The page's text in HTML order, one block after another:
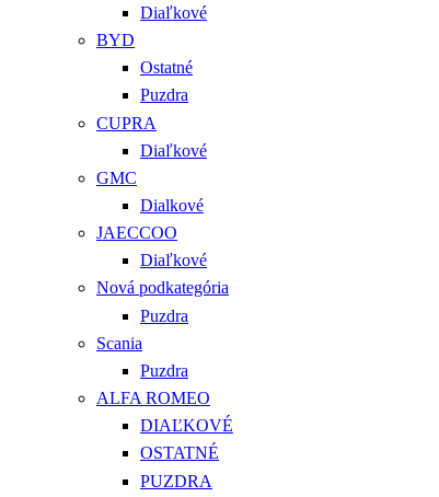
Diaľkové
BYD
Ostatné
Puzdra
CUPRA
Diaľkové
GMC
Dialkové
JAECCOO
Diaľkové
Nová podkategória
Puzdra
Scania
Puzdra
ALFA ROMEO
DIAĽKOVÉ
OSTATNÉ
PUZDRA